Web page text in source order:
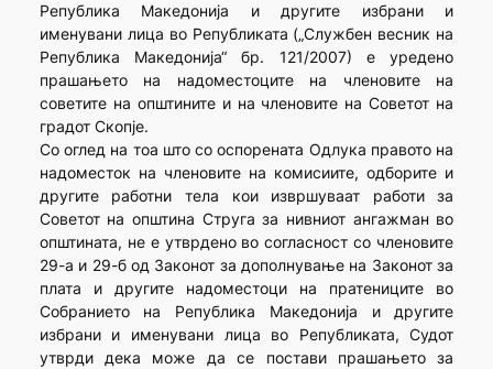
Република Македонија и другите избрани и
именувани лица во Републиката („Службен весник на
Република Македонија“ бр. 121/2007) е уредено
прашањето на надоместоците на членовите на
советите на општините и на членовите на Советот на
градот Скопје.
Со оглед на тоа што со оспорената Одлука правото на
надоместок на членовите на комисиите, одборите и
другите работни тела кои извршуваат работи за
Советот на општина Струга за нивниот ангажман во
општината, не е утврденo во согласност со членовите
29-а и 29-б од Законот за дополнување на Законот за
плата и другите надоместоци на пратениците во
Собранието на Република Македонија и другите
избрани и именувани лица во Републиката, Судот
утврди дека може да се постави прашањето за